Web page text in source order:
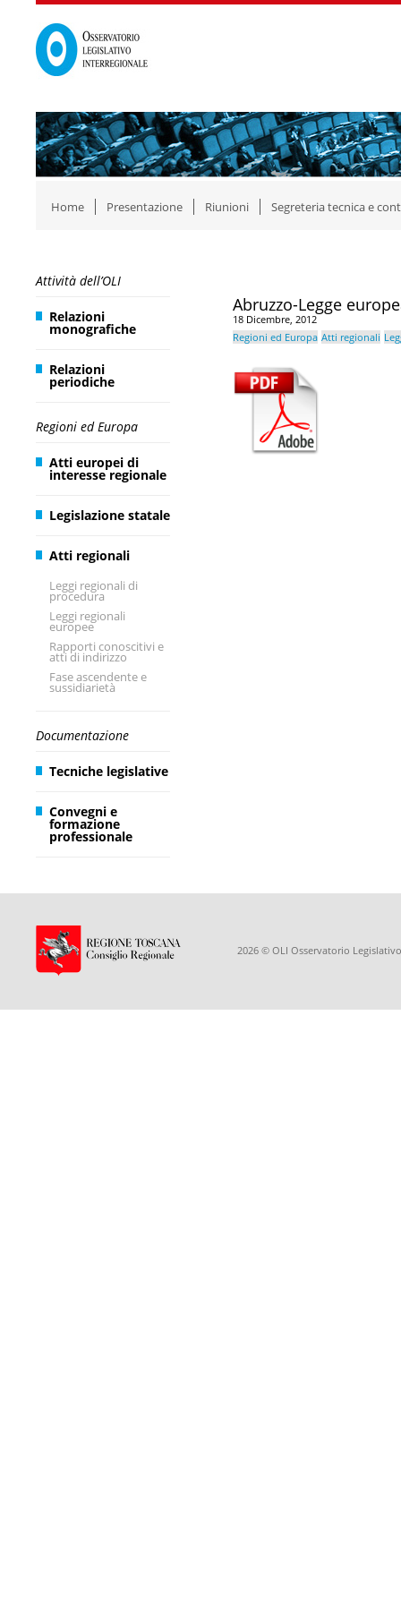
Home Presentazione Riunioni Segreteria tecnica e
Attività dell’OLI
Relazioni
monografiche
Relazioni
periodiche
Regioni ed Europa
Atti europei di
interesse regionale
Legislazione statale
Atti regionali
Leggi regionali di
procedura
Leggi regionali
europee
Rapporti conoscitivi e
atti di indirizzo
Fase ascendente e
sussidiarietà
Documentazione
Tecniche legislative
Convegni e
formazione
professionale
Abruzzo-Legge
18 Dicembre, 2012
Regioni ed Europa Atti regionali
2026 © OLI Osservatorio